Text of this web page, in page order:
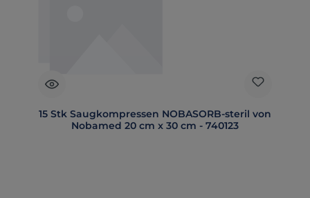
15 Stk Saugkompressen NOBASORB-steril von
Nobamed 20 cm x 30 cm - 740123